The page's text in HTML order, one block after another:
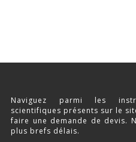
PORTIQUES & STATIONS
CAGES À INDUCTION ET
ÉVAPORATEURS
Naviguez parmi les
scientifiques présents sur le
faire une demande de devis.
plus brefs délais.